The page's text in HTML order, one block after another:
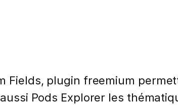
Fields, plugin freemium
Pods Explorer les